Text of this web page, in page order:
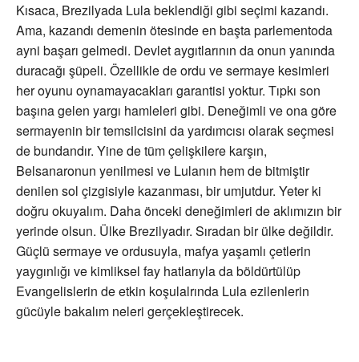
Kısaca, Brezilyada Lula beklendiği gibi seçimi kazandı.
Ama, kazandı demenin ötesinde en başta parlementoda
ayni başarı gelmedi. Devlet aygıtlarının da onun yanında
duracağı şüpeli. Özellikle de ordu ve sermaye kesimleri
her oyunu oynamayacakları garantisi yoktur. Tıpkı son
başına gelen yargı hamleleri gibi. Deneğimli ve ona göre
sermayenin bir temsilcisini da yardımcısı olarak seçmesi
de bundandır. Yine de tüm çelişkilere karşın,
Belsanaronun yenilmesi ve Lulanın hem de bitmiştir
denilen sol çizgisiyle kazanması, bir umjutdur. Yeter ki
doğru okuyalım. Daha önceki deneğimleri de aklımızın bir
yerinde olsun. Ülke Brezilyadır. Sıradan bir ülke değildir.
Güçlü sermaye ve ordusuyla, mafya yaşamlı çetlerin
yaygınlığı ve kimliksel fay hatlarıyla da böldürtülüp
Evangelislerin de etkin koşulalrında Lula ezilenlerin
gücüyle bakalım neleri gerçekleştirecek.